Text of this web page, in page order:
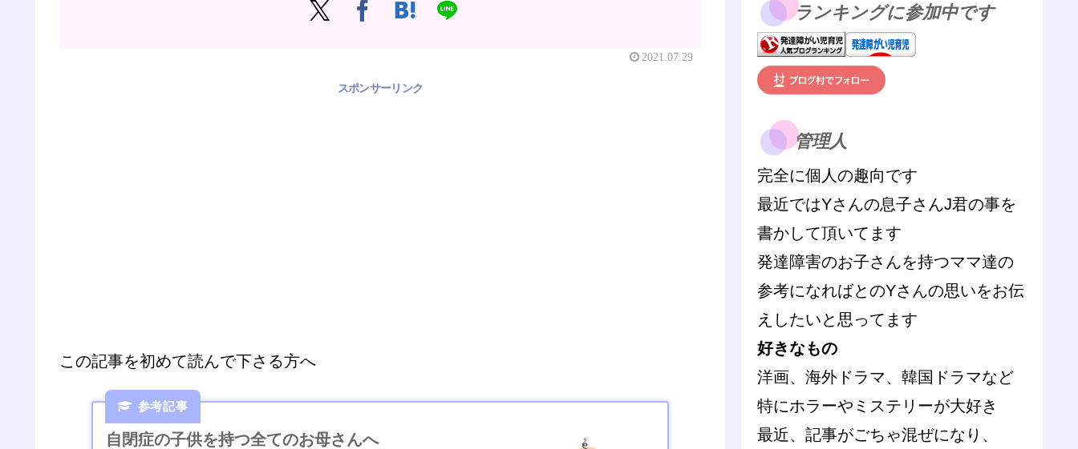
2021.07.29
スポンサーリンク
この記事を初めて読んで下さる方へ
自閉症の子供を持つ全てのお母さんへ
ランキングに参加中です
管理人
完全に個人の趣向です
最近ではYさんの息子さんJ君の事を
書かして頂いてます
発達障害のお子さんを持つママ達の
参考になればとのYさんの思いをお伝
えしたいと思ってます
好きなもの
洋画、海外ドラマ、韓国ドラマなど
特にホラーやミステリーが大好き
最近、記事がごちゃ混ぜになり、